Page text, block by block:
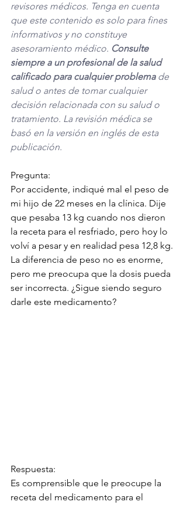
revisores médicos. Tenga en cuenta
que este contenido es solo para fines
informativos y no constituye
asesoramiento médico. Consulte
siempre a un profesional de la salud
calificado para cualquier problema de
salud o antes de tomar cualquier
decisión relacionada con su salud o
tratamiento. La revisión médica se
basó en la versión en inglés de esta
publicación.
Pregunta:
Por accidente, indiqué mal el peso de
mi hijo de 22 meses en la clínica. Dije
que pesaba 13 kg cuando nos dieron
la receta para el resfriado, pero hoy lo
volví a pesar y en realidad pesa 12,8 kg.
La diferencia de peso no es enorme,
pero me preocupa que la dosis pueda
ser incorrecta. ¿Sigue siendo seguro
darle este medicamento?
Respuesta:
Es comprensible que le preocupe la
receta del medicamento para el